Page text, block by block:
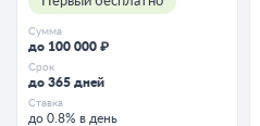
Сумма
до 100 000 ₽
Срок
до 365 дней
Ставка
до 0.8% в день